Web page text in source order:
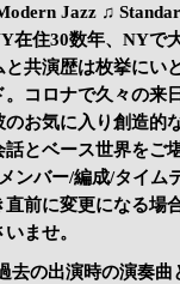
Jazz ♫
在住30数年、NYで
と共演歴は枚挙にい
。コロナで久々の来
のお気に入り創造的
話とベース世界を
ンバー/編成/タイム
直前に変更になる場
いませ。
去の出演時の演奏曲